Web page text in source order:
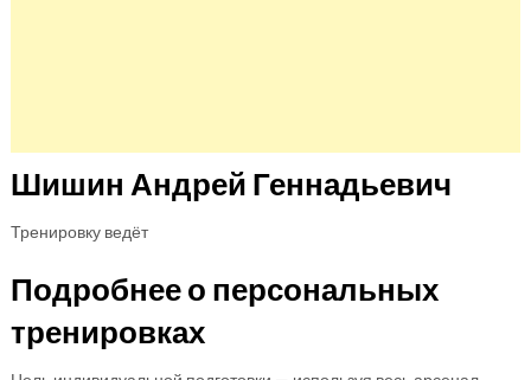
Шишин Андрей Геннадьевич
Тренировку ведёт
Подробнее о персональных
тренировках